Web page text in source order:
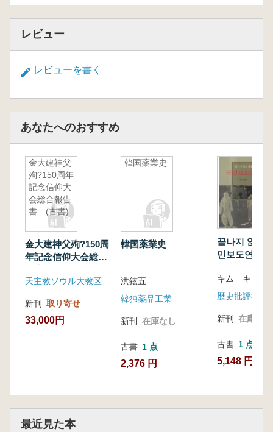
レビュー
レビューを書く
あなたへのおすすめ
金大建神父
殉?150周年
記念信仰大
会総合報告
書 (古書)
金大建神父殉?150周
年記念信仰大会総合
天主教ソウル大教区
新刊 取り寄せ
33,000円
韓国薬業史
韓国薬業史
洪鉉五
韓独薬品工業
新刊 在庫なし
古書 1 点
2,376 円
끝나지 않는
민보도연맹 (
盟) 釜山・慶
キム キジン
歴史批評社
新刊 在庫なし
古書 1 点
5,148 円
最近見た本